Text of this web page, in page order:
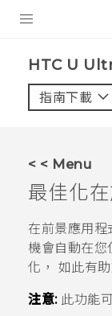
VIVE
應用程式
HTC U
指南下載
< < Menu
最佳化
在前景應用程
機會自動在您
化， 如此有
注意:此功能